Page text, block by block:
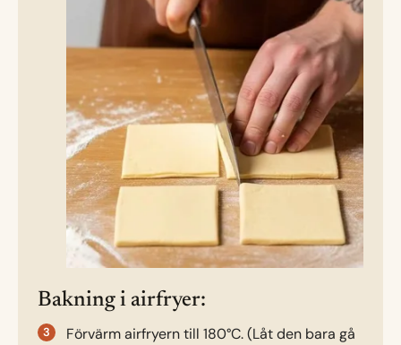
Bakning i airfryer:
Förvärm airfryern till 180°C. (Låt den bara gå